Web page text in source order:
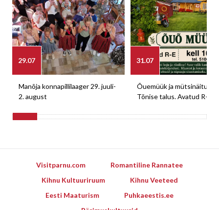
29.07
Manõja konnapillilaager 29. juuli-
2. august
31.07
Õuemüük ja mütsinäitus
Tõnise talus. Avatud R-E
Visitparnu.com
Romantiline Rannatee
Kihnu Kultuuriruum
Kihnu Veeteed
Eesti Maaturism
Puhkaeestis.ee